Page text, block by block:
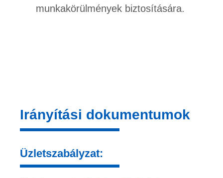
munkakörülmények biztosítására.
Irányítási dokumentumok
Üzletszabályzat: